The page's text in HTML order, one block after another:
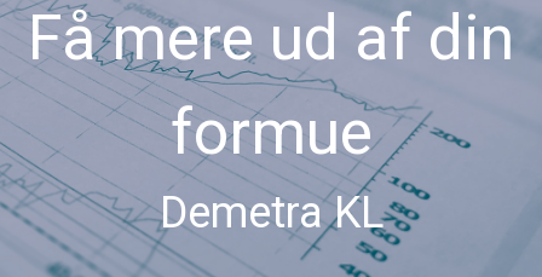
Få mere ud af din
formue
Demetra KL